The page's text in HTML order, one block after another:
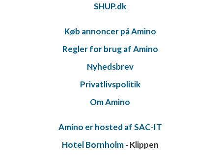
SHUP.dk
Køb annoncer på Amino
Regler for brug af Amino
Nyhedsbrev
Privatlivspolitik
Om Amino
Amino er hosted af SAC-IT
Hotel Bornholm- Klippen